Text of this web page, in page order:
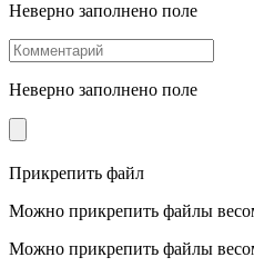
Неверно заполнено поле
Неверно заполнено поле
Прикрепить файл
Можно прикрепить файлы
Можно прикрепить файлы